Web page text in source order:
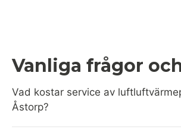
Vanliga frågor
Vad kostar service av
Åstorp?